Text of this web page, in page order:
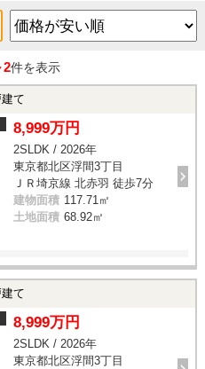
2件を表示
て
8,999万円
2SLDK / 2026年
東京都北区浮間3丁目
ＪＲ埼京線 北赤羽 徒歩7分
建物面積 117.71㎡
土地面積 68.92㎡
て
8,999万円
2SLDK / 2026年
東京都北区浮間3丁目